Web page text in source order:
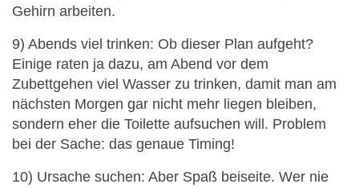
Gehirn arbeiten.
9) Abends viel trinken: Ob dieser Plan aufgeht?
Einige raten ja dazu, am Abend vor dem
Zubettgehen viel Wasser zu trinken, damit man am
nächsten Morgen gar nicht mehr liegen bleiben,
sondern eher die Toilette aufsuchen will. Problem
bei der Sache: das genaue Timing!
10) Ursache suchen: Aber Spaß beiseite. Wer nie